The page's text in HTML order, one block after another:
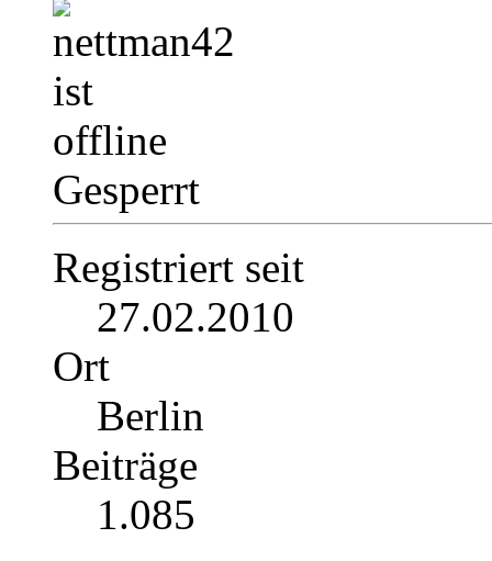
Gesperrt
Registriert seit
27.02.2010
Ort
Berlin
Beiträge
1.085